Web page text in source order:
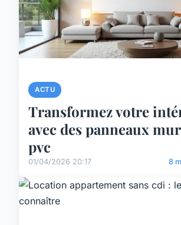
ACTU
Transformez votre
avec des panneaux
pvc
01/04/2026 20:17 8